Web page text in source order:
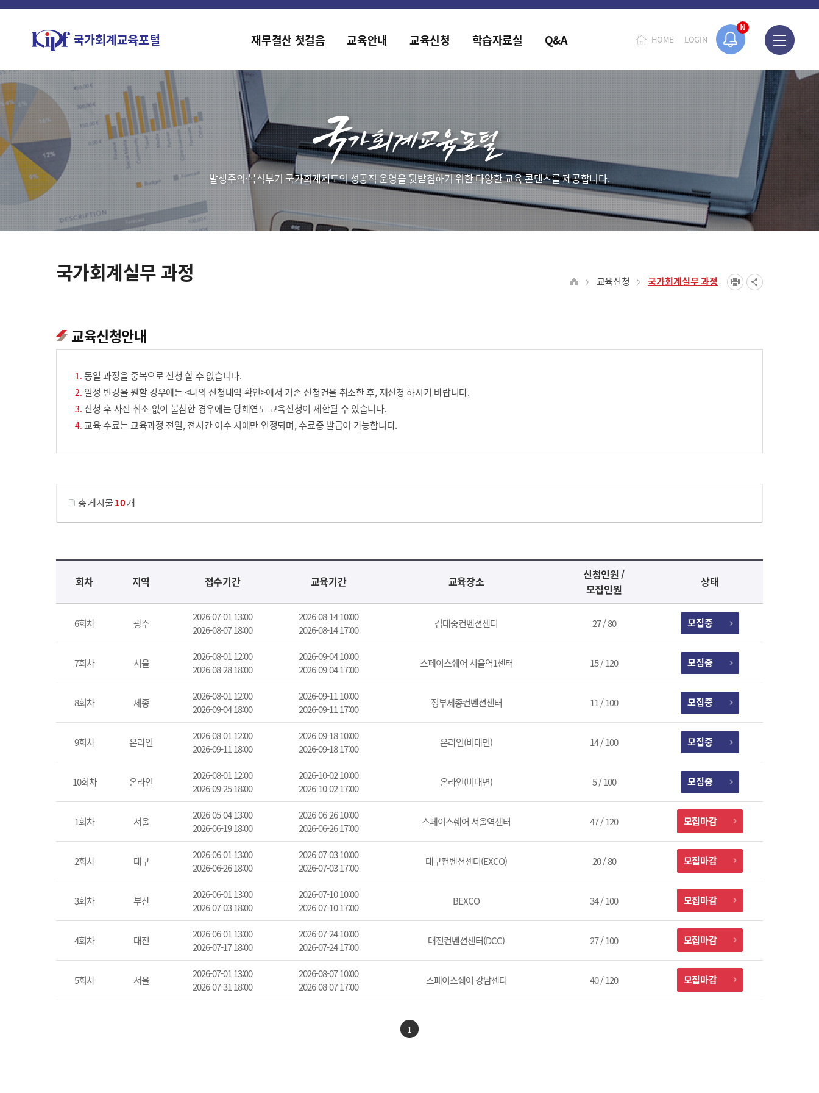
N
홈페이지가 새롭게 개편되었습니다.
HOME LOGIN
재무결산 첫걸음 교육안내 교육신청 학습자료실 Q&A
발생주의·복식부기 국가회계제도의 성공적 운영을 뒷받침하기 위한 다양한 교육 콘텐츠를 제공합니다.
국가회계실무 과정 교육신청 국가회계실무 과정
교육신청안내
동일 과정을 중복으로 신청 할 수 없습니다.
일정 변경을 원할 경우에는 <나의 신청내역 확인>에서 기존 신청건을 취소한 후, 재신청 하시기 바랍니다.
신청 후 사전 취소 없이 불참한 경우에는 당해연도 교육신청이 제한될 수 있습니다.
교육 수료는 교육과정 전일, 전시간 이수 시에만 인정되며, 수료증 발급이 가능합니다.
총 게시물10개
교육신청 목록을 나타낸 표로 회차, 지역, 접수기간, 교육기간, 교육장소, 신청인원/모집인원, 상태로 나뉘어 설명합니다.
회차 지역 접수기간 교육기간 교육장소
신청인원 /
모집인원
상태
6회차 광주
2026-07-01 13:00
2026-08-07 18:00
2026-08-14 10:00
2026-08-14 17:00
김대중컨벤션센터 27 / 80 모집중
7회차 서울
2026-08-01 12:00
2026-08-28 18:00
2026-09-04 10:00
2026-09-04 17:00
스페이스쉐어 서울역1센터 15 / 120 모집중
8회차 세종
2026-08-01 12:00
2026-09-04 18:00
2026-09-11 10:00
2026-09-11 17:00
정부세종컨벤션센터 11 / 100 모집중
9회차 온라인
2026-08-01 12:00
2026-09-11 18:00
2026-09-18 10:00
2026-09-18 17:00
온라인(비대면) 14 / 100 모집중
10회차 온라인
2026-08-01 12:00
2026-09-25 18:00
2026-10-02 10:00
2026-10-02 17:00
온라인(비대면) 5 / 100 모집중
1회차 서울
2026-05-04 13:00
2026-06-19 18:00
2026-06-26 10:00
2026-06-26 17:00
스페이스쉐어 서울역센터 47 / 120 모집마감
2회차 대구
2026-06-01 13:00
2026-06-26 18:00
2026-07-03 10:00
2026-07-03 17:00
대구컨벤션센터(EXCO) 20 / 80 모집마감
3회차 부산
2026-06-01 13:00
2026-07-03 18:00
2026-07-10 10:00
2026-07-10 17:00
BEXCO 34 / 100 모집마감
4회차 대전
2026-06-01 13:00
2026-07-17 18:00
2026-07-24 10:00
2026-07-24 17:00
대전컨벤션센터(DCC) 27 / 100 모집마감
5회차 서울
2026-07-01 13:00
2026-07-31 18:00
2026-08-07 10:00
2026-08-07 17:00
스페이스쉐어 강남센터 40 / 120 모집마감
1